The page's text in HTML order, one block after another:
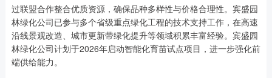
过联盟合作整合优质资源，确保品种多样性与价格合理性。宾盛园
林绿化公司已参与多个省级重点绿化工程的技术支持工作，在高速
沿线景观改造、城市更新带绿化提升等领域积累丰富经验。宾盛园
林绿化公司计划于2026年启动智能化育苗试点项目，进一步强化前
端供给能力。